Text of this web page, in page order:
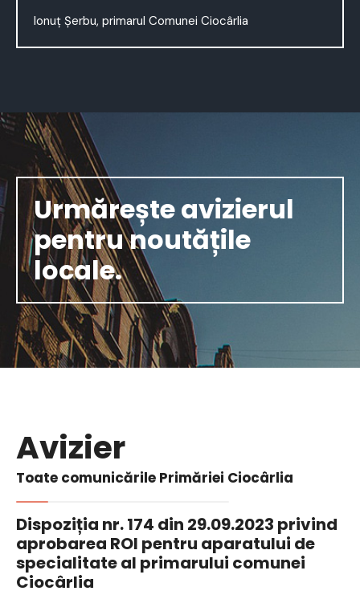
Ionuț Șerbu, primarul Comunei Ciocârlia
Urmărește avizierul
pentru noutățile
locale.
Avizier
Toate comunicările Primăriei Ciocârlia
Dispoziția nr. 174 din 29.09.2023 privind
aprobarea ROI pentru aparatului de
specialitate al primarului comunei
Ciocârlia